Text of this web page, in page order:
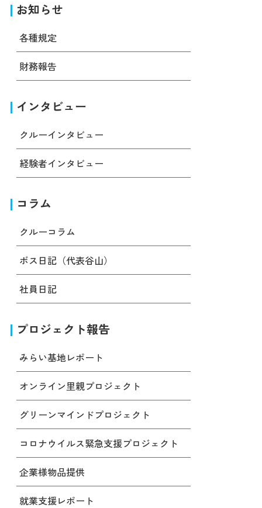
お知らせ
各種規定
財務報告
インタビュー
クルーインタビュー
経験者インタビュー
コラム
クルーコラム
ボス日記（代表谷山）
社員日記
プロジェクト報告
みらい基地レポート
オンライン里親プロジェクト
グリーンマインドプロジェクト
コロナウイルス緊急支援プロジェクト
企業様物品提供
就業支援レポート